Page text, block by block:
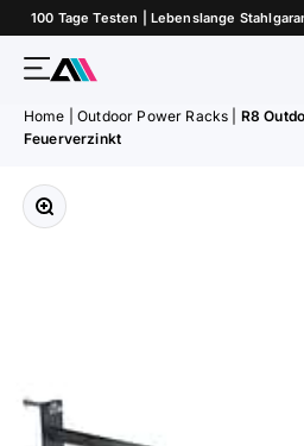
Zum Inhalt springen
100 Tage Testen | Lebenslange
MenüATLETICA
Home Outdoor Power Racks
R8
Feuerverzinkt
Bild vergrößern